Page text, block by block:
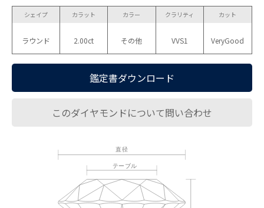
シェイプ
ラウンド
カラット
2.00ct
カラー
その他
クラリティ
VVS1
カット
VeryGood
鑑定書ダウンロード
このダイヤモンドについて問い合わせ